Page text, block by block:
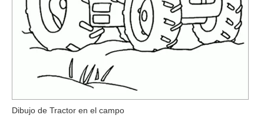
Dibujo de Tractor en el campo